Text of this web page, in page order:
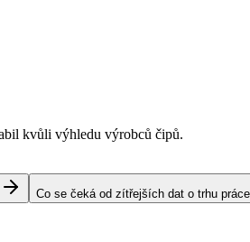
kvůli výhledu výrobců čipů.
Co se čeká od zítřejších dat o trhu